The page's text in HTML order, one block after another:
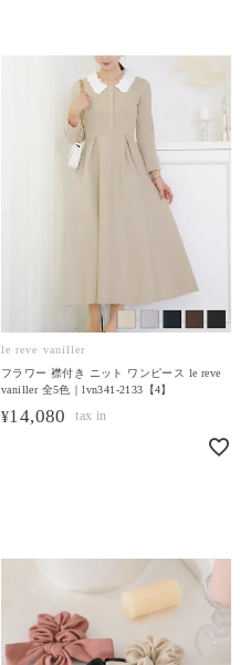
le reve vaniller
フラワー 襟付き ニット ワンピース le reve
vaniller 全5色｜lvn341-2133【4】
¥14,080